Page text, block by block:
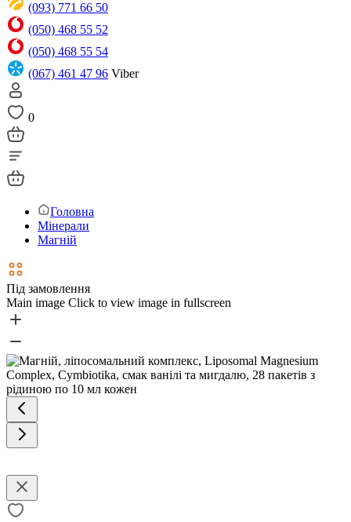
(093) 771 66 50
(050) 468 55 52
(050) 468 55 54
(067) 461 47 96 Viber
0
Головна
Мінерали
Магній
Під замовлення
Main image Click to view image in fullscreen